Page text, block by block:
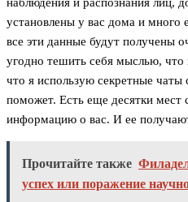
установлены у вас дома и
все эти данные будут получены
угодно тешить себя мыслью,
что я использую секретные
поможет. Есть еще десятки
информацию о вас. И ее
Прочитайте также
успех или поражение